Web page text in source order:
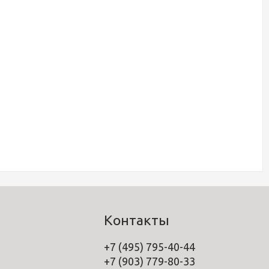
Контакты
+7 (495) 795-40-44
+7 (903) 779-80-33